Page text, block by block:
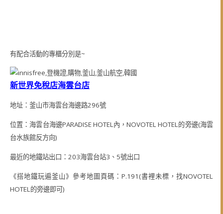
有配合活動的專櫃分別是~
新世界免稅店海雲台店
地址：釜山市海雲台海邊路296號
位置：海雲台海邊PARADISE HOTEL內，NOVOTEL HOTEL的旁邊(海雲
台水族館反方向)
最近的地鐵站出口：203海雲台站3、5號出口
《搭地鐵玩遍釜山》參考地圖頁碼：P.191(書裡未標，找NOVOTEL
HOTEL的旁邊即可)